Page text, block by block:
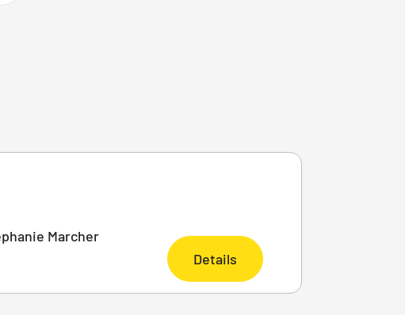
Marcher
Details